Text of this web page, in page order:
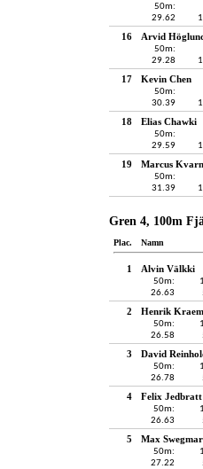
50m:
29.62
16 Arvid
50m:
29.28
17 Kevin Chen
50m:
30.39
18 Elias Chawki
50m:
29.59
19 Marcus
50m:
31.39
Gren 4, 100m
Plac. Namn
1 Alvin Välkki
50m:
26.63
2 Henrik
50m:
26.58
3 David
50m:
26.78
4 Felix Jedbratt
50m:
26.63
5 Max
50m:
27.22